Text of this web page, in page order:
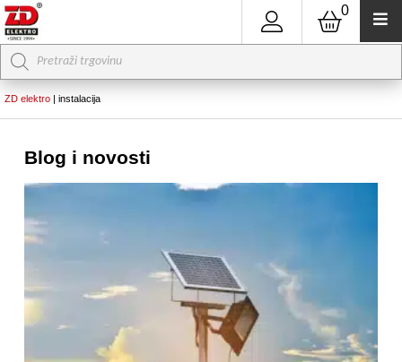
0
Products
search
ZD elektro | instalacija
Blog i novosti